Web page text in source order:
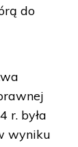
do
r. była
wyniku